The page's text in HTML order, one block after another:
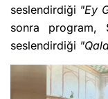
seslendirdiği "Ey
sonra program,
seslendirdiği